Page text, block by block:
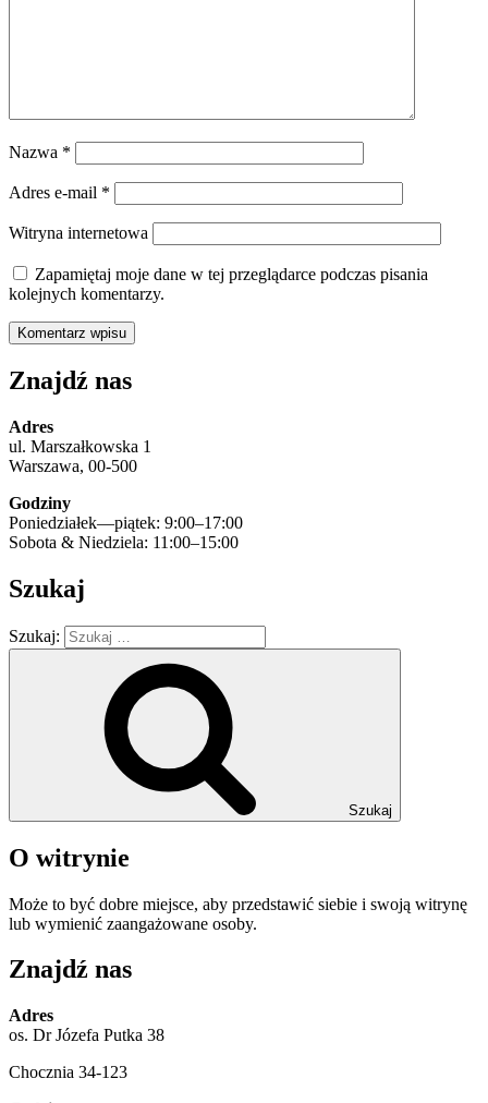
Nazwa *
Adres e-mail *
Witryna internetowa
Zapamiętaj moje dane w tej przeglądarce podczas pisania
kolejnych komentarzy.
Znajdź nas
Adres
ul. Marszałkowska 1
Warszawa, 00-500
Godziny
Poniedziałek—piątek: 9:00–17:00
Sobota & Niedziela: 11:00–15:00
Szukaj
Szukaj:
Szukaj
O witrynie
Może to być dobre miejsce, aby przedstawić siebie i swoją witrynę
lub wymienić zaangażowane osoby.
Znajdź nas
Adres
os. Dr Józefa Putka 38
Chocznia 34-123